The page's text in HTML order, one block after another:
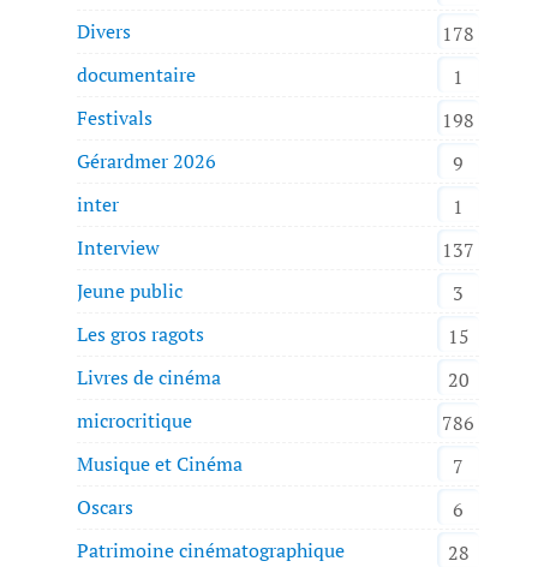
Divers
178
documentaire
1
Festivals
198
Gérardmer 2026
9
inter
1
Interview
137
Jeune public
3
Les gros ragots
15
Livres de cinéma
20
microcritique
786
Musique et Cinéma
7
Oscars
6
Patrimoine cinématographique
28